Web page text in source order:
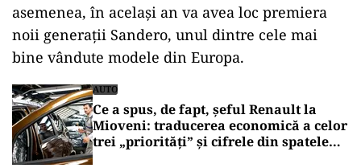
asemenea, în același an va avea loc premiera
noii generații Sandero, unul dintre cele mai
bine vândute modele din Europa.
AUTO
Ce a spus, de fapt, șeful Renault la
Mioveni: traducerea economică a celor
trei „priorități” și cifrele din spatele